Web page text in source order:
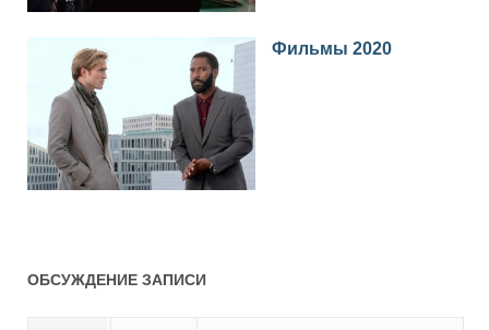
Фильмы 2020
ОБСУЖДЕНИЕ ЗАПИСИ